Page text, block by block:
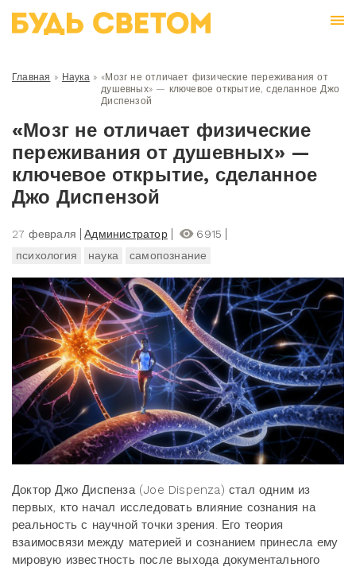
Главная » Наука» «Мозг не отличает физические переживания от
душевных» — ключевое открытие, сделанное Джо
Диспензой
«Мозг не отличает физические
переживания от душевных» —
ключевое открытие, сделанное
Джо Диспензой
27 февраля Администратор
6915
психология
наука самопознание
Доктор Джо Диспенза (Joe Dispenza) стал одним из
первых, кто начал исследовать влияние сознания на
реальность с научной точки зрения. Его теория
взаимосвязи между материей и сознанием принесла ему
мировую известность после выхода документального